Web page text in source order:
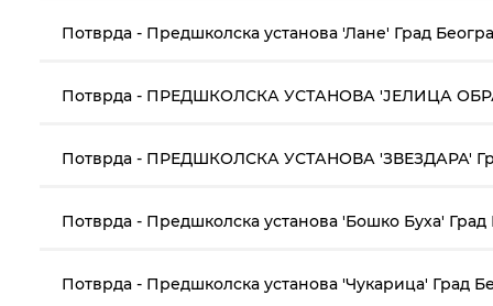
Потврда - Предшколска установа 'Лане' Град
Потврда - ПРЕДШКОЛСКА УСТАНОВА 'ЈЕЛИЦА
Потврда - ПРЕДШКОЛСКА УСТАНОВА 'ЗВЕЗДАРА'
Потврда - Предшколска установа 'Бошко Буха'
Потврда - Предшколска установа 'Чукарица' Град